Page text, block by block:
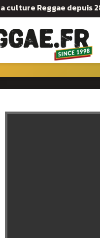
culture Reggae depuis